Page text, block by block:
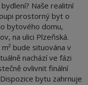
Naše realitní
prostorný byt o
bytového domu,
na ulici Plzeňská.
bude situována v
nachází ve fázi
ovlivnit finální
bytu zahrnuje